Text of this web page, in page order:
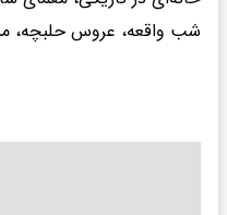
شب واقعه، عروس حلبچه،